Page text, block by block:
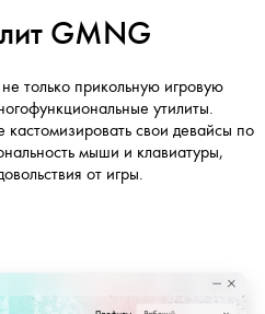
GMNG
только прикольную игровую
утилиты.
свои девайсы по
мыши и клавиатуры,
от игры.